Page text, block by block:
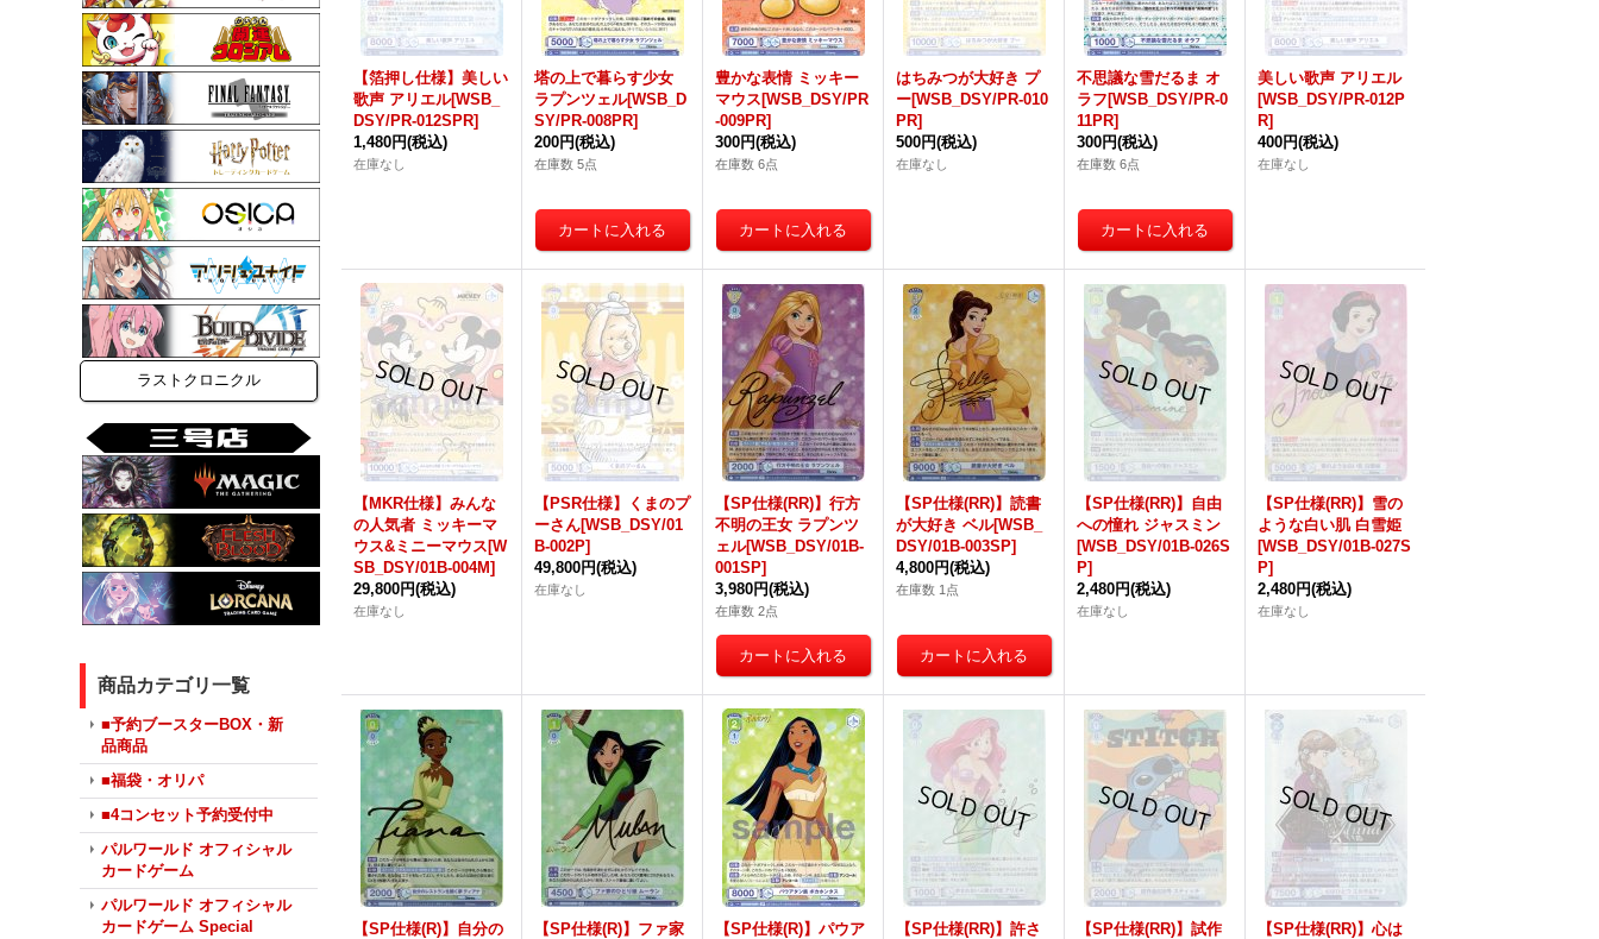
ラストクロニクル
商品カテゴリ一覧
■予約ブースターBOX・新
品商品
■福袋・オリパ
■4コンセット予約受付中
パルワールド オフィシャル
カードゲーム
パルワールド オフィシャル
カードゲーム Special
【箔押し仕様】美しい
歌声 アリエル[WSB_
DSY/PR-012SPR]
1,480円(税込)
在庫なし
塔の上で暮らす少女
ラプンツェル[WSB_D
SY/PR-008PR]
200円(税込)
在庫数 5点
豊かな表情 ミッキー
マウス[WSB_DSY/PR
-009PR]
300円(税込)
在庫数 6点
はちみつが大好き プ
ー[WSB_DSY/PR-010
PR]
500円(税込)
在庫なし
不思議な雪だるま オ
ラフ[WSB_DSY/PR-0
11PR]
300円(税込)
在庫数 6点
美しい歌声 アリエル
[WSB_DSY/PR-012P
R]
400円(税込)
在庫なし
【MKR仕様】みんな
の人気者 ミッキーマ
ウス&ミニーマウス[W
SB_DSY/01B-004M]
29,800円(税込)
在庫なし
【PSR仕様】くまのプ
ーさん[WSB_DSY/01
B-002P]
49,800円(税込)
在庫なし
【SP仕様(RR)】行方
不明の王女 ラプンツ
ェル[WSB_DSY/01B-
001SP]
3,980円(税込)
在庫数 2点
【SP仕様(RR)】読書
が大好き ベル[WSB_
DSY/01B-003SP]
4,800円(税込)
在庫数 1点
【SP仕様(RR)】自由
への憧れ ジャスミン
[WSB_DSY/01B-026S
P]
2,480円(税込)
在庫なし
【SP仕様(RR)】雪の
ような白い肌 白雪姫
[WSB_DSY/01B-027S
P]
2,480円(税込)
在庫なし
【SP仕様(R)】自分の
【SP仕様(R)】ファ家
【SP仕様(R)】パウア
【SP仕様(RR)】許さ
【SP仕様(RR)】試作
【SP仕様(RR)】心は